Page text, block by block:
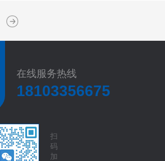
在线服务热线
18103356675
扫
码
加